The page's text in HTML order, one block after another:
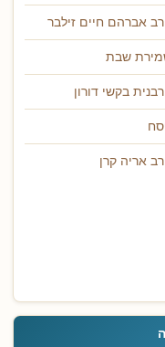
אברהם חיים זילבר
שבת
בקשי דורון
אריה קרן